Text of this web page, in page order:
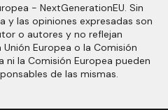
- NextGenerationEU. Sin
y las opiniones expresadas son
o autores y no reflejan
Europea o la Comisión
ni la Comisión Europea pueden
de las mismas.